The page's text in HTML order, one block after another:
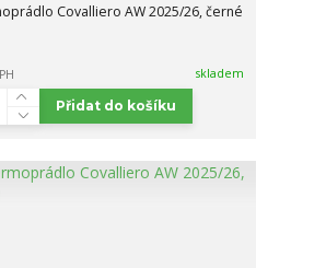
Covalliero AW 2025/26, černé
skladem
Přidat do košíku